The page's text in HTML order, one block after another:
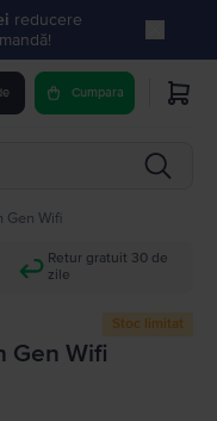
reducere
Cumpara
Gen Wifi
Retur gratuit 30 de
zile
Stoc limitat
Gen Wifi